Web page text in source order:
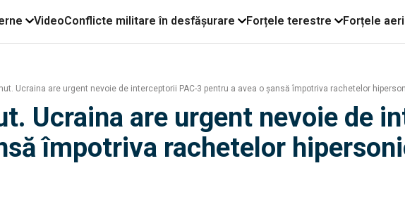
VideoConflicte militare în desfășurare Forțele terestre Forțele
Ucraina are urgent nevoie de interceptorii PAC-3 pentru a avea o șansă împotriva rachetelor
Ucraina are urgent nevoie de
împotriva rachetelor